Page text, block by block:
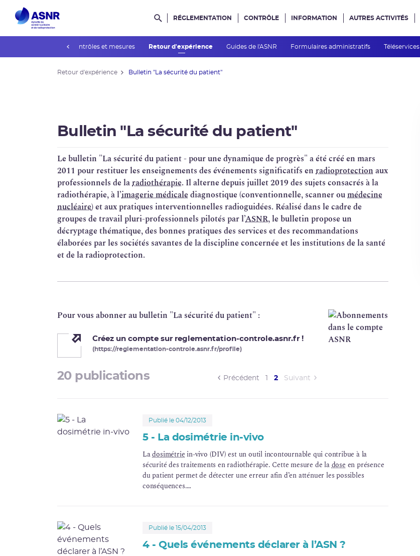
Rechercher dans le site
RÉGLEMENTATION CONTRÔLE INFORMATION AUTRES ACTIVITÉS
Agréments, contrôles et mesures Retour d'expérience Guides de l'ASNR Formulaires administratifs Téléservices
Retour d'expérience Bulletin "La sécurité du patient"
Bulletin "La sécurité du patient"
Le bulletin "La sécurité du patient - pour une dynamique de progrès" a été créé en mars
2011 pour restituer les enseignements des événements significatifs en radioprotection aux
professionnels de laradiothérapie. Il alterne depuis juillet 2019 des sujets consacrés à la
radiothérapie, à l’imagerie médicale diagnostique (conventionnelle, scanner oumédecine
nucléaire) et aux pratiques interventionnelles radioguidées. Réalisé dans le cadre de
groupes de travail pluri-professionnels pilotés par l’ASNR, le bulletin propose un
décryptage thématique, des bonnes pratiques des services et des recommandations
élaborées par les sociétés savantes de la discipline concernée et les institutions de la santé
et de la radioprotection.
Pour vous abonner au bulletin "La sécurité du patient" :
Créez un compte sur reglementation-controle.asnr.fr !
(https://reglementation-controle.asnr.fr/profile)
20 publications Précédent 2(current)
Suivant
Publié le 04/12/2013
5 - La dosimétrie in-vivo
Ladosimétrie in-vivo (DIV) est un outil incontournable qui contribue à la
sécurité des traitements en radiothérapie. Cette mesure de ladose en présence
du patient permet de détecter une erreur afin d’en atténuer les possibles
conséquences.
Publié le 15/04/2013
4 - Quels événements déclarer à l’ASN ?